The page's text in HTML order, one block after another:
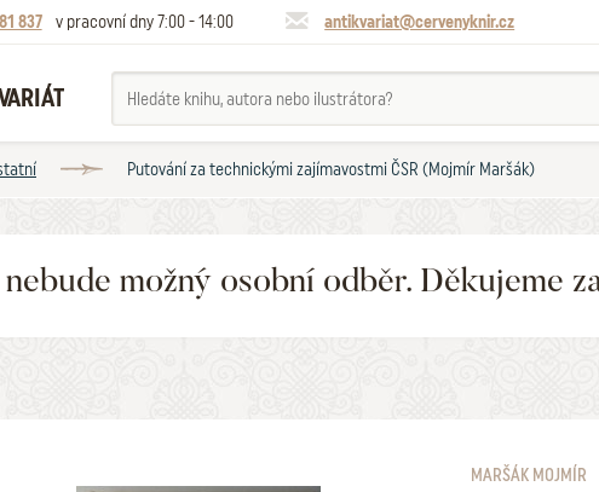
837 v pracovní dny 7:00 - 14:00 antikvariat@cervenyknir.cz
Putování za technickými zajímavostmi ČSR (Mojmír Maršák)
možný osobní odběr. Děkujeme
MARŠÁK MOJMÍR